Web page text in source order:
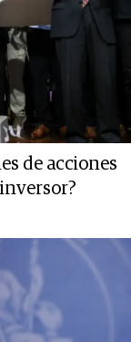
de acciones